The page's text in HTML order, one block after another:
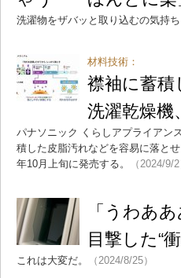
洗濯物をザバッと取り込むの気持ち
材料技術：
襟袖に蓄
洗濯乾燥機
パナソニック くらしアプライアン
積した皮脂汚れなどを容易に落と
年10月上旬に発売する。
（2024/9/2
「うわあ
目撃した“
これは大変だ。 （2024/8/25）